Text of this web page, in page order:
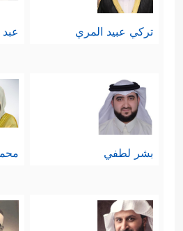
تركي عبيد المري
بشر لطفي